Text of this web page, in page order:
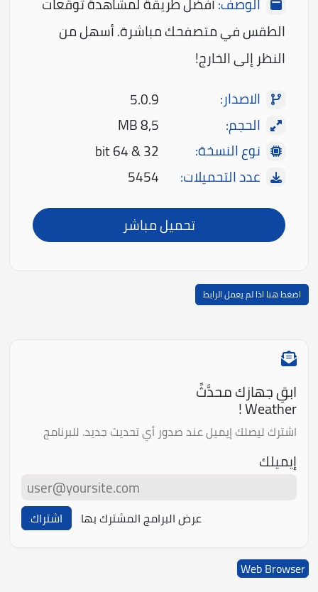
الطقس في متصفحك مباشرة. أسهل من
النظر إلى الخارج!
الاصدار:
5.0.9
الحجم:
8,5 MB
نوع النسخة:
32 & 64 bit
عدد التحميلات:
5454
تحميل مباشر
اضغط هنا اذا لم يعمل الرابط
ابقِ جهازك محدَّثً
Weather !
اشترك ليصلك إيميل عند صدور أي تحديث جديد. للبرنامج
إيميلك
عرض البرامج المشترك بها اشتراك
Web Browser